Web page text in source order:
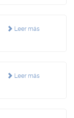
Leer más
Leer más